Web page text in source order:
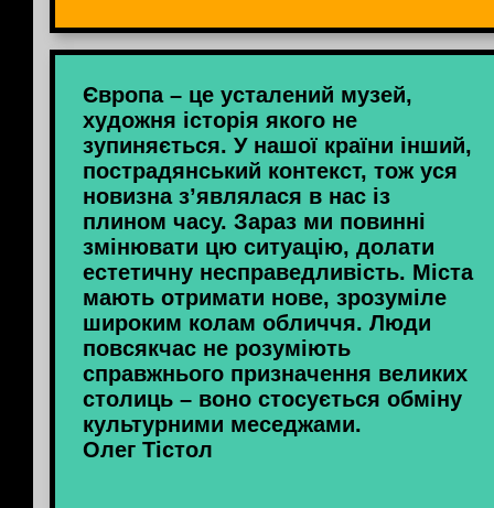
Європа – це усталений музей,
художня історія якого не
зупиняється. У нашої країни інший,
пострадянський контекст, тож уся
новизна з’являлася в нас із
плином часу. Зараз ми повинні
змінювати цю ситуацію, долати
естетичну несправедливість. Міста
мають отримати нове, зрозуміле
широким колам обличчя. Люди
повсякчас не розуміють
справжнього призначення великих
столиць – воно стосується обміну
культурними меседжами.
Олег Тістол